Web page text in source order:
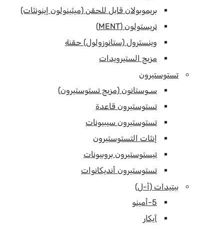
بريموبولان قابل للحقن (ميثينولون إينونثات)
تريستولون (MENT)
وينسترول (ستانوزولول) حقنة
مزيج الستيرويدات
تستوستيرون
سـوستانون (مزيج تستوستيرون)
تستوستيرون قاعدة
تستوستيرون سيبيونات
إنثات التستوستيرون
تيستوستيرون بروبيونات
تستوستيرون أنديكانوات
ببتيدات (أ-ل)
5-أمينو
آيكار